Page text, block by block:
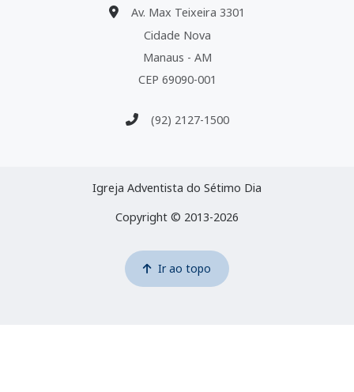
Av. Max Teixeira 3301
Cidade Nova
Manaus - AM
CEP 69090-001
(92) 2127-1500
Igreja Adventista do Sétimo Dia
Copyright © 2013-2026
Ir ao topo